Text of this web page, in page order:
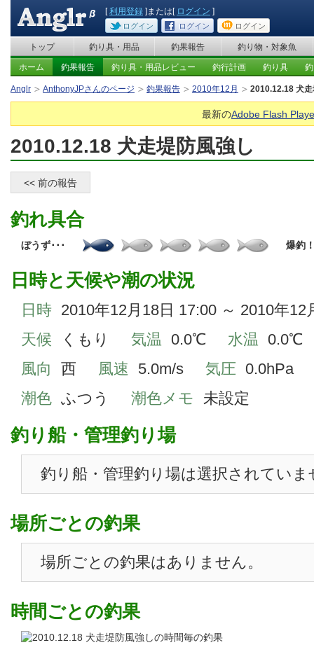
[利用登録 ]または[ ログイン ]
ログイン ログイン ログイン
トップ 釣り具・用品 釣果報告 釣り物・対象魚
ホーム 釣果報告 釣り具・用品レビュー 釣行計画 釣り具
Anglr AnthonyJPさんのページ 釣果報告 2010年12月 2010.12.18 犬
最新のAdobe Flash
2010.12.18 犬走堤防風強し
<< 前の報告
釣れ具合
ぼうず･･･ 爆釣
日時と天候や潮の状況
日時 2010年12月18日 17:00 ～ 2010年12
天候
くもり 気温 0.0℃ 水温 0.0℃
風向
西 風速 5.0m/s 気圧 0.0hPa
潮色 ふつう 潮色メモ 未設定
釣り船・管理釣り場
釣り船・管理釣り場は選択されていま
場所ごとの釣果
場所ごとの釣果はありません。
時間ごとの釣果